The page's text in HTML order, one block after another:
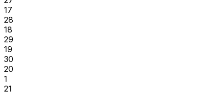
17
28
18
29
19
30
20
1
21